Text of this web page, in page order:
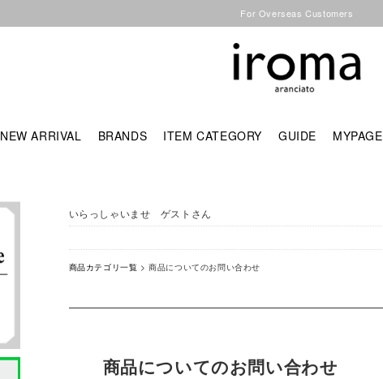
For Overseas Customers
NEW ARRIVAL BRANDS ITEM CATEGORY GUIDE MYPAGE
いらっしゃいませ ゲストさん
商品カテゴリ一覧 > 商品についてのお問い合わせ
商品についてのお問い合わせ